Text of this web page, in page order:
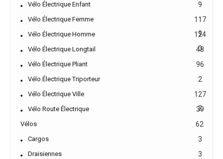
Vélo Électrique Enfant 9
Vélo Électrique Femme
117
9
Vélo Électrique Homme
124
0
Vélo Électrique Longtail 48
Vélo Électrique Pliant 96
Vélo Électrique Triporteur 2
Vélo Électrique Ville
127
2
Vélo Route Électrique 39
Vélos 62
Cargos 3
Draisiennes 3